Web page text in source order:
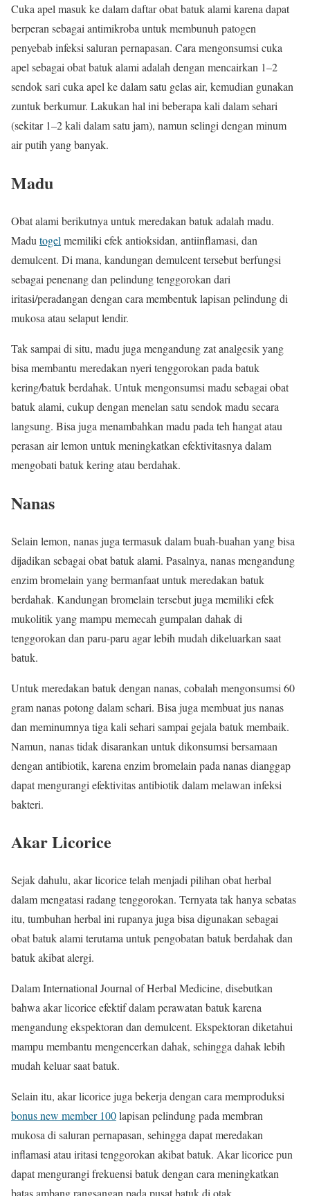
Cuka apel masuk ke dalam daftar obat batuk alami karena dapat
berperan sebagai antimikroba untuk membunuh patogen
penyebab infeksi saluran pernapasan. Cara mengonsumsi cuka
apel sebagai obat batuk alami adalah dengan mencairkan 1–2
sendok sari cuka apel ke dalam satu gelas air, kemudian gunakan
zuntuk berkumur. Lakukan hal ini beberapa kali dalam sehari
(sekitar 1–2 kali dalam satu jam), namun selingi dengan minum
air putih yang banyak.
Madu
Obat alami berikutnya untuk meredakan batuk adalah madu.
Madu togel memiliki efek antioksidan, antiinflamasi, dan
demulcent. Di mana, kandungan demulcent tersebut berfungsi
sebagai penenang dan pelindung tenggorokan dari
iritasi/peradangan dengan cara membentuk lapisan pelindung di
mukosa atau selaput lendir.
Tak sampai di situ, madu juga mengandung zat analgesik yang
bisa membantu meredakan nyeri tenggorokan pada batuk
kering/batuk berdahak. Untuk mengonsumsi madu sebagai obat
batuk alami, cukup dengan menelan satu sendok madu secara
langsung. Bisa juga menambahkan madu pada teh hangat atau
perasan air lemon untuk meningkatkan efektivitasnya dalam
mengobati batuk kering atau berdahak.
Nanas
Selain lemon, nanas juga termasuk dalam buah-buahan yang bisa
dijadikan sebagai obat batuk alami. Pasalnya, nanas mengandung
enzim bromelain yang bermanfaat untuk meredakan batuk
berdahak. Kandungan bromelain tersebut juga memiliki efek
mukolitik yang mampu memecah gumpalan dahak di
tenggorokan dan paru-paru agar lebih mudah dikeluarkan saat
batuk.
Untuk meredakan batuk dengan nanas, cobalah mengonsumsi 60
gram nanas potong dalam sehari. Bisa juga membuat jus nanas
dan meminumnya tiga kali sehari sampai gejala batuk membaik.
Namun, nanas tidak disarankan untuk dikonsumsi bersamaan
dengan antibiotik, karena enzim bromelain pada nanas dianggap
dapat mengurangi efektivitas antibiotik dalam melawan infeksi
bakteri.
Akar Licorice
Sejak dahulu, akar licorice telah menjadi pilihan obat herbal
dalam mengatasi radang tenggorokan. Ternyata tak hanya sebatas
itu, tumbuhan herbal ini rupanya juga bisa digunakan sebagai
obat batuk alami terutama untuk pengobatan batuk berdahak dan
batuk akibat alergi.
Dalam International Journal of Herbal Medicine, disebutkan
bahwa akar licorice efektif dalam perawatan batuk karena
mengandung ekspektoran dan demulcent. Ekspektoran diketahui
mampu membantu mengencerkan dahak, sehingga dahak lebih
mudah keluar saat batuk.
Selain itu, akar licorice juga bekerja dengan cara memproduksi
bonus new member 100lapisan pelindung pada membran
mukosa di saluran pernapasan, sehingga dapat meredakan
inflamasi atau iritasi tenggorokan akibat batuk. Akar licorice pun
dapat mengurangi frekuensi batuk dengan cara meningkatkan